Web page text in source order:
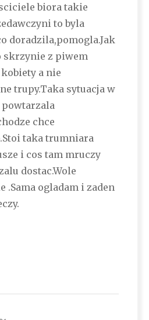
biora takie
to byla
doradzila,pomogla.Jak
skrzynie z piwem
a nie
trupy.Taka sytuacja w
chce
taka trumniara
i cos tam mruczy
dostac.Wole
.Sama ogladam i zaden